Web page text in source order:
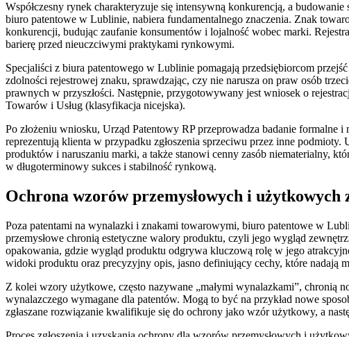
Współczesny rynek charakteryzuje się intensywną konkurencją, a
biuro patentowe w Lublinie, nabiera fundamentalnego znaczenia. Znak
konkurencji, budując zaufanie konsumentów i lojalność wobec marki.
barierę przed nieuczciwymi praktykami rynkowymi.
Specjaliści z biura patentowego w Lublinie pomagają przedsiębiorcom
zdolności rejestrowej znaku, sprawdzając, czy nie narusza on praw osób
prawnych w przyszłości. Następnie, przygotowywany jest wniosek o
Towarów i Usług (klasyfikacja nicejska).
Po złożeniu wniosku, Urząd Patentowy RP przeprowadza badanie
reprezentują klienta w przypadku zgłoszenia sprzeciwu przez inne
produktów i naruszaniu marki, a także stanowi cenny zasób niematerialny,
w długoterminowy sukces i stabilność rynkową.
Ochrona wzorów przemysłowych i
Poza patentami na wynalazki i znakami towarowymi, biuro patentowe w
przemysłowe chronią estetyczne walory produktu, czyli jego wygląd
opakowania, gdzie wygląd produktu odgrywa kluczową rolę w jego
widoki produktu oraz precyzyjny opis, jasno definiujący cechy, które nadają
Z kolei wzory użytkowe, często nazywane „małymi wynalazkami”, chronią
wynalazczego wymagane dla patentów. Mogą to być na przykład nowe
zgłaszane rozwiązanie kwalifikuje się do ochrony jako wzór użytkowy, a